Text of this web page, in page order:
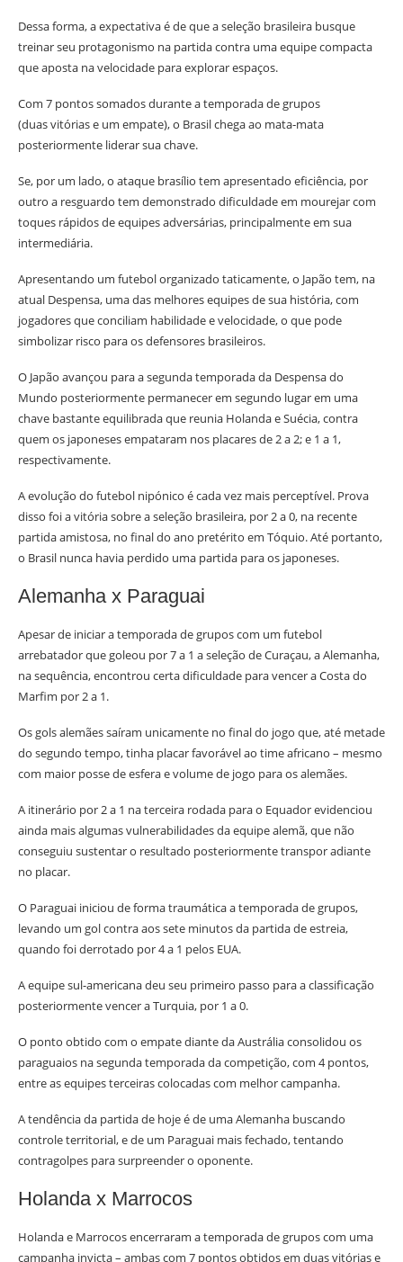
Dessa forma, a expectativa é de que a seleção brasileira busque
treinar seu protagonismo na partida contra uma equipe compacta
que aposta na velocidade para explorar espaços.
Com 7 pontos somados durante a temporada de grupos
(duas vitórias e um empate), o Brasil chega ao mata‑mata
posteriormente liderar sua chave.
Se, por um lado, o ataque brasílio tem apresentado eficiência, por
outro a resguardo tem demonstrado dificuldade em mourejar com
toques rápidos de equipes adversárias, principalmente em sua
intermediária.
Apresentando um futebol organizado taticamente, o Japão tem, na
atual Despensa, uma das melhores equipes de sua história, com
jogadores que conciliam habilidade e velocidade, o que pode
simbolizar risco para os defensores brasileiros.
O Japão avançou para a segunda temporada da Despensa do
Mundo posteriormente permanecer em segundo lugar em uma
chave bastante equilibrada que reunia Holanda e Suécia, contra
quem os japoneses empataram nos placares de 2 a 2; e 1 a 1,
respectivamente.
A evolução do futebol nipónico é cada vez mais perceptível. Prova
disso foi a vitória sobre a seleção brasileira, por 2 a 0, na recente
partida amistosa, no final do ano pretérito em Tóquio. Até portanto,
o Brasil nunca havia perdido uma partida para os japoneses.
Alemanha x Paraguai
Apesar de iniciar a temporada de grupos com um futebol
arrebatador que goleou por 7 a 1 a seleção de Curaçau, a Alemanha,
na sequência, encontrou certa dificuldade para vencer a Costa do
Marfim por 2 a 1.
Os gols alemães saíram unicamente no final do jogo que, até metade
do segundo tempo, tinha placar favorável ao time africano – mesmo
com maior posse de esfera e volume de jogo para os alemães.
A itinerário por 2 a 1 na terceira rodada para o Equador evidenciou
ainda mais algumas vulnerabilidades da equipe alemã, que não
conseguiu sustentar o resultado posteriormente transpor adiante
no placar.
O Paraguai iniciou de forma traumática a temporada de grupos,
levando um gol contra aos sete minutos da partida de estreia,
quando foi derrotado por 4 a 1 pelos EUA.
A equipe sul-americana deu seu primeiro passo para a classificação
posteriormente vencer a Turquia, por 1 a 0.
O ponto obtido com o empate diante da Austrália consolidou os
paraguaios na segunda temporada da competição, com 4 pontos,
entre as equipes terceiras colocadas com melhor campanha.
A tendência da partida de hoje é de uma Alemanha buscando
controle territorial, e de um Paraguai mais fechado, tentando
contragolpes para surpreender o oponente.
Holanda x Marrocos
Holanda e Marrocos encerraram a temporada de grupos com uma
campanha invicta – ambas com 7 pontos obtidos em duas vitórias e